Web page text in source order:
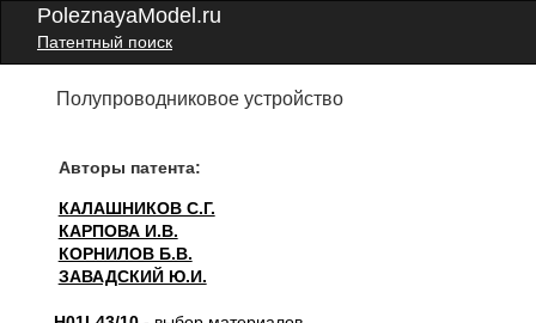
PoleznayaModel.ru
Патентный поиск
Полупроводниковое устройство
Авторы патента:
КАЛАШНИКОВ С.Г.
КАРПОВА И.В.
КОРНИЛОВ Б.В.
ЗАВАДСКИЙ Ю.И.